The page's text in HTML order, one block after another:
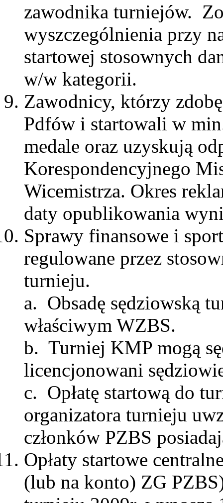
zawodnika turniejów.
wyszczególnienia przy
startowej stosownych
w/w kategorii.
Zawodnicy, którzy
Pdfów i startowali w
medale oraz uzyskują
Korespondencyjnego
Wicemistrza. Okres
daty opublikowania
Sprawy finansowe i
regulowane przez
turnieju.
a. Obsadę sędziowską
właściwym WZBS.
b. Turniej KMP mogą
licencjonowani
c. Opłatę startową do
organizatora turnieju
członków PZBS
Opłaty startowe
(lub na konto) ZG